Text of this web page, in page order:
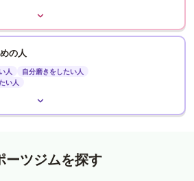
の人
人
自分磨きをしたい人
い人
ーツジムを探す